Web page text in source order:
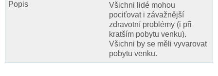
Všichni lidé mohou
pociťovat i závažnější
zdravotní problémy (i při
kratším pobytu venku).
Všichni by se měli vyvarovat
pobytu venku.